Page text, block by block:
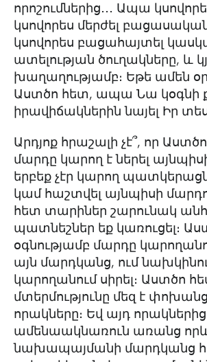
որոշումներից․․․ Ապա
կսովորես մերժել
կսովորես բացահայտել
ատելության ծուղակները, և
խաղաղությամբ։ Եթե ամեն օր
Աստծո հետ, ապա Նա կօգնի
իրավիճակներին նայել Իր
Արդյոք հրաշալի չէ՞, որ
մարդը կարող է ներել
երբեք չէր կարող
կամ հաշտվել այնպիսի
հետ տարիներ շարունակ
պատնեշներ եք կառուցել։
օգնությամբ մարդը
այն մարդկանց, ում
կարողանում սիրել։ Աստծո
մտերմությունը մեզ է
որակները։ Եվ այդ որակներից
ամենաակնառուն առանց
նախապայմանի մարդկանց